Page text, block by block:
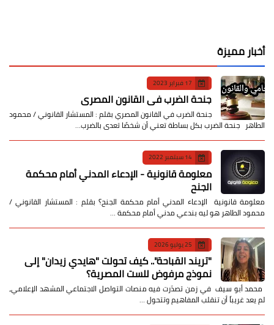
أخبار مميزة
17 فبراير 2023
جنحة الضرب في القانون المصري
جنحة الضرب في القانون المصري بقلم : المستشار القانوني / محمود
الطاهر جنحة الضرب بكل بساطة تعني أن شخصًا تعدى بالضرب…
14 سبتمبر 2022
معلومة قانونية - الإدعاء المدني أمام محكمة
الجنح
معلومة قانونية الإدعاء المدني أمام محكمة الجنح؟ بقلم : المستشار القانوني /
محمود الطاهر هو ليه بندعي مدني أمام محكمة …
25 يوليو 2026
​"تريند القباحة".. كيف تحولت "هايدي زيدان" إلى
نموذج مرفوض للست المصرية؟
​ محمد أبو سيف ​في زمن تصدّرت فيه منصات التواصل الاجتماعي المشهد الإعلامي،
لم يعد غريباً أن تنقلب المفاهيم وتتحول …